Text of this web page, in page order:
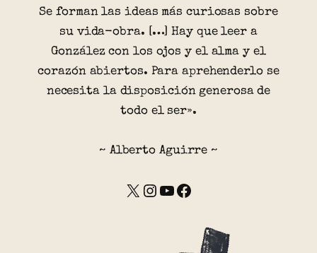
Se forman las ideas más curiosas sobre
su vida-obra. […] Hay que leer a
González con los ojos y el alma y el
corazón abiertos. Para aprehenderlo se
necesita la disposición generosa de
todo el ser».
~ Alberto Aguirre ~
X Instagram YouTube Facebook